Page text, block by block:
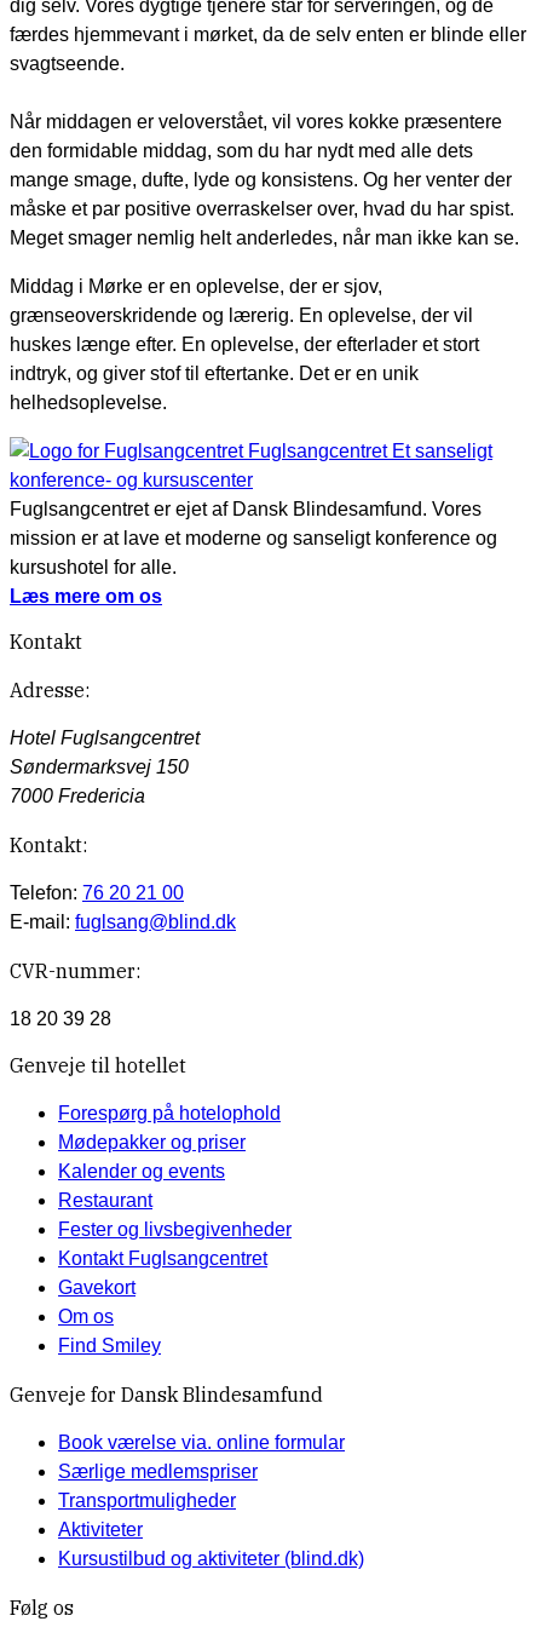
dig selv. Vores dygtige tjenere står for serveringen, og de
færdes hjemmevant i mørket, da de selv enten er blinde eller
svagtseende.
Når middagen er veloverstået, vil vores kokke præsentere
den formidable middag, som du har nydt med alle dets
mange smage, dufte, lyde og konsistens. Og her venter der
måske et par positive overraskelser over, hvad du har spist.
Meget smager nemlig helt anderledes, når man ikke kan se.
Middag i Mørke er en oplevelse, der er sjov,
grænseoverskridende og lærerig. En oplevelse, der vil
huskes længe efter. En oplevelse, der efterlader et stort
indtryk, og giver stof til eftertanke. Det er en unik
helhedsoplevelse.
Fuglsangcentret Et sanseligt
konference- og kursuscenter
Fuglsangcentret er ejet af Dansk Blindesamfund. Vores
mission er at lave et moderne og sanseligt konference og
kursushotel for alle.
Læs mere om os
Kontakt
Adresse:
Hotel Fuglsangcentret
Søndermarksvej 150
7000 Fredericia
Kontakt:
Telefon: 76 20 21 00
E-mail: fuglsang@blind.dk
CVR-nummer:
18 20 39 28
Genveje til hotellet
Forespørg på hotelophold
Mødepakker og priser
Kalender og events
Restaurant
Fester og livsbegivenheder
Kontakt Fuglsangcentret
Gavekort
Om os
Find Smiley
Genveje for Dansk Blindesamfund
Book værelse via. online formular
Særlige medlemspriser
Transportmuligheder
Aktiviteter
Kursustilbud og aktiviteter (blind.dk)
Følg os